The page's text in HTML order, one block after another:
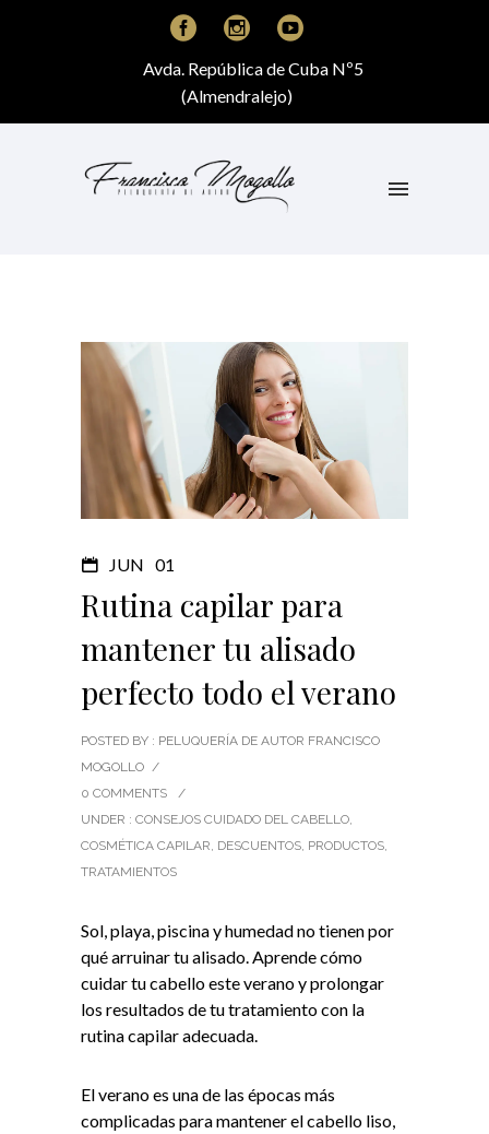
Avda. República de Cuba Nº5
(Almendralejo)
JUN 01
Rutina capilar para
mantener tu alisado
perfecto todo el verano
POSTED BY : PELUQUERÍA DE AUTOR FRANCISCO
MOGOLLO /
0 COMMENTS
/
UNDER : CONSEJOS CUIDADO DEL CABELLO,
COSMÉTICA CAPILAR, DESCUENTOS, PRODUCTOS,
TRATAMIENTOS
Sol, playa, piscina y humedad no tienen por
qué arruinar tu alisado. Aprende cómo
cuidar tu cabello este verano y prolongar
los resultados de tu tratamiento con la
rutina capilar adecuada.
El verano es una de las épocas más
complicadas para mantener el cabello liso,